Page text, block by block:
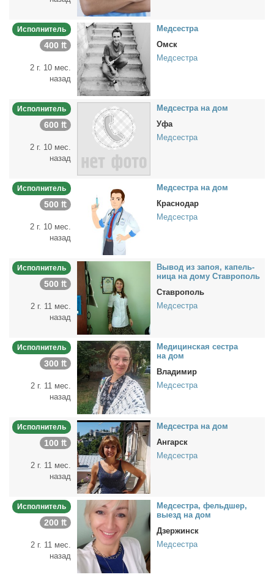
Исполнитель
400 ₶
2 г. 10 мес.
назад
Мед­сест­ра
Омск
Медсестра
Исполнитель
600 ₶
2 г. 10 мес.
назад
Мед­сест­ра на дом
Уфа
Медсестра
Исполнитель
500 ₶
2 г. 10 мес.
назад
Мед­сест­ра на дом
Краснодар
Медсестра
Исполнитель
500 ₶
2 г. 11 мес.
назад
Вы­вод из за­поя, ка­пель­
ни­ца на до­му Став­ро­поль
Ставрополь
Медсестра
Исполнитель
300 ₶
2 г. 11 мес.
назад
Ме­ди­цин­ская сест­ра
на дом
Владимир
Медсестра
Исполнитель
100 ₶
2 г. 11 мес.
назад
Мед­сест­ра на дом
Ангарск
Медсестра
Исполнитель
200 ₶
2 г. 11 мес.
назад
Мед­сест­ра, фельд­шер,
вы­езд на дом
Дзержинск
Медсестра